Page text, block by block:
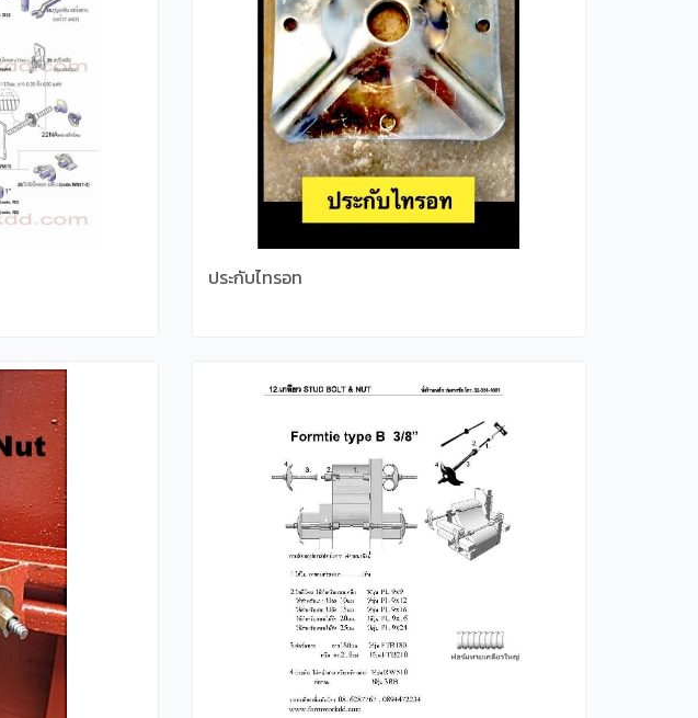
ประกับไทรอท